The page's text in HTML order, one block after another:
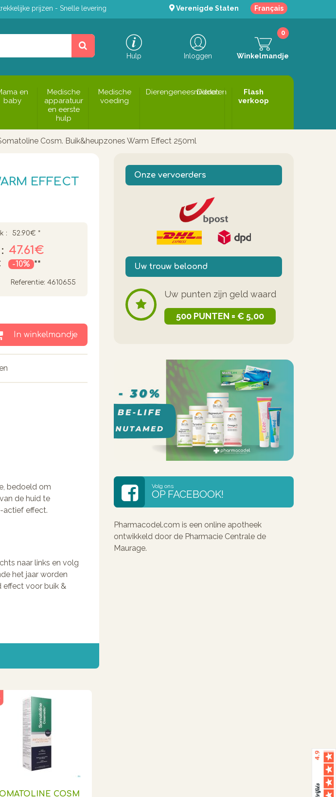
prijzen - Snelle levering Verenigde Staten Français
Hulp Inloggen Winkelmandje
0
en
baby
Medische
apparatuur
en eerste
hulp
Medische
voeding
Dierengeneesmiddelen
Dieren
Flash
verkoop
Cosm. Buik&heupzones Warm Effect 250ml
EFFECT
: 52.90€ *
47.61€
-10% **
Referentie: 4610655
In winkelmandje
bedoeld om
de huid te
actief effect.
naar links en volg
het jaar worden
effect voor buik &
COSM
Onze vervoerders
Uw trouw beloond
Uw punten zijn geld waard
500 PUNTEN = € 5,00
Volg ons
OP FACEBOOK!
Pharmacodel.com is een online apotheek
ontwikkeld door de Pharmacie Centrale de
Maurage.